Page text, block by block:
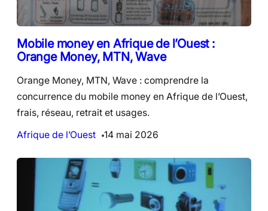
Mobile money en Afrique de l’Ouest :
Orange Money, MTN, Wave
Orange Money, MTN, Wave : comprendre la
concurrence du mobile money en Afrique de l’Ouest,
frais, réseau, retrait et usages.
Afrique de l’Ouest
14 mai 2026